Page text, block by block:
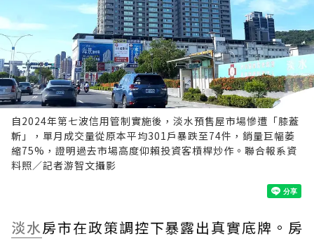
自2024年第七波信用管制實施後，淡水預售屋市場慘遭「膝蓋
斬」，單月成交量從原本平均301戶暴跌至74件，銷量巨幅萎
縮75%，證明過去市場高度仰賴投資客槓桿炒作。聯合報系資
料照／記者游智文攝影
淡水房市在政策調控下暴露出真實底牌。房